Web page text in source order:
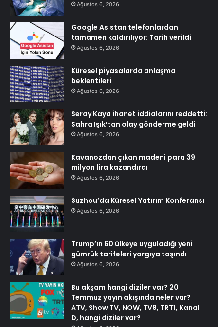
Ağustos 6, 2026
Google Asistan telefonlardan
tamamen kaldırılıyor: Tarih verildi
Ağustos 6, 2026
Küresel piyasalarda anlaşma
beklentileri
Ağustos 6, 2026
Seray Kaya ihanet iddialarını reddetti:
Sahra Işık’tan olay gönderme geldi
Ağustos 6, 2026
Kavanozdan çıkan madeni para 39
milyon lira kazandırdı
Ağustos 6, 2026
Suzhou’da Küresel Yatırım Konferansı
Ağustos 6, 2026
Trump’ın 60 ülkeye uyguladığı yeni
gümrük tarifeleri yargıya taşındı
Ağustos 6, 2026
Bu akşam hangi diziler var? 20
Temmuz yayın akışında neler var?
ATV, Show TV, NOW, TV8, TRT1, Kanal
D, hangi diziler var?